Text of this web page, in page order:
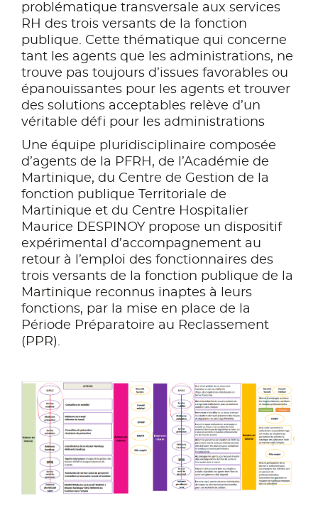
problématique transversale aux services
RH des trois versants de la fonction
publique. Cette thématique qui concerne
tant les agents que les administrations, ne
trouve pas toujours d’issues favorables ou
épanouissantes pour les agents et trouver
des solutions acceptables relève d’un
véritable défi pour les administrations
Une équipe pluridisciplinaire composée
d’agents de la PFRH, de l’Académie de
Martinique, du Centre de Gestion de la
fonction publique Territoriale de
Martinique et du Centre Hospitalier
Maurice DESPINOY propose un dispositif
expérimental d’accompagnement au
retour à l’emploi des fonctionnaires des
trois versants de la fonction publique de la
Martinique reconnus inaptes à leurs
fonctions, par la mise en place de la
Période Préparatoire au Reclassement
(PPR).